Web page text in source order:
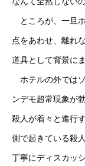
ところが、一旦
点をあわせ、離れ
道具として背景にま
ホテルの外では
ンデモ超常現象が
殺人が着々と進行
側で起きている殺
丁寧にディスカッ